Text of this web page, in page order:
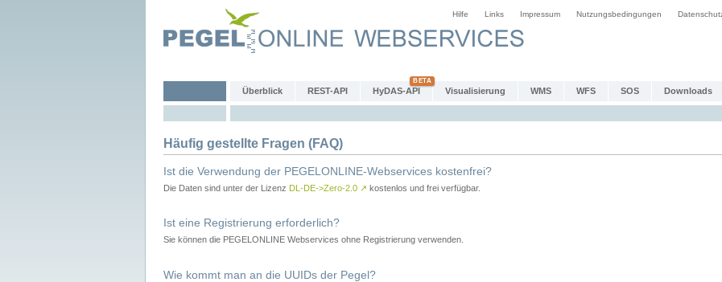
Hilfe Links Impressum Nutzungsbedingungen
Überblick REST-API HyDAS-API Visualisierung WMS WFS SOS Downloads
Häufig gestellte Fragen (FAQ)
Ist die Verwendung der PEGELONLINE-Webservices kostenfrei?
Die Daten sind unter der Lizenz DL-DE->Zero-2.0 ↗ kostenlos und frei verfügbar.
Ist eine Registrierung erforderlich?
Sie können die PEGELONLINE Webservices ohne Registrierung verwenden.
Wie kommt man an die UUIDs der Pegel?